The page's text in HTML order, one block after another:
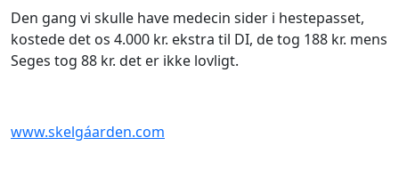
Den gang vi skulle have medecin sider i hestepasset,
kostede det os 4.000 kr. ekstra til DI, de tog 188 kr. mens
Seges tog 88 kr. det er ikke lovligt.
www.skelgáarden.com